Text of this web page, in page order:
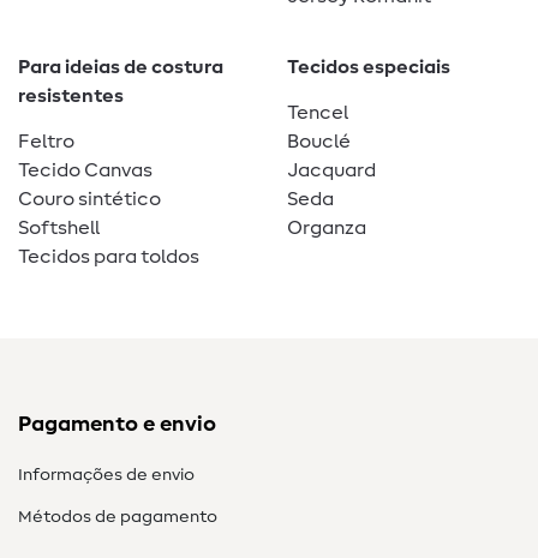
Para ideias de costura
resistentes
Feltro
Tecido Canvas
Couro sintético
Softshell
Tecidos para toldos
Tecidos especiais
Tencel
Bouclé
Jacquard
Seda
Organza
Pagamento e envio
Informações de envio
Métodos de pagamento